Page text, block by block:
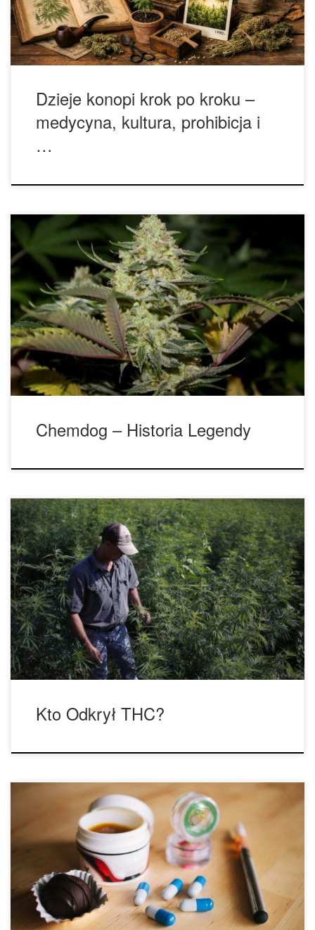
codziennym życiu ludzi zamieszkujących […]
Dzieje konopi krok po kroku –
medycyna, kultura, prohibicja i
…
Od czasu do czasu, bardzo rzadko, nowy szczep pojawia
się na scenie i całkowicie zmienia zasady gry, tak jak miało
to miejsce w przypadku genetyki, takiej jak Skunk, Haze czy
Northern Lights. Pojawienie się tych wyjątkowych szczepów
nie tylko stanowi krok naprzód w hodowli konopi, ale mogą
mieć tak duży […]
Chemdog – Historia Legendy
W ciągu ostatnich kilku lat roślina konopi indyjskich i jej
niezliczone korzyści i zastosowania stały się bardziej znane
konsumentom głównego nurtu, mimo że konopie były
używane przez ludzi do rytuałów, medycyny, tekstyliów, lin i
żywności od tysięcy lat. W Stanach Zjednoczonych konopie
indyjskie były akceptowanym lekarstwem w XIX i na […]
Kto Odkrył THC?
Powszechnie niepokojąca wojna narkotyków w Stanach
Zjednoczonych została w końcu zatrzymana, a teraz, gdy
różne stany w kraju zalegalizowały ten narkotyk, podczas
gdy inne są w trakcie tego procesu. Rekreacyjne
wykorzystanie marihuany zostało zarejestrowane już w
2737 roku p.n.e., kiedy chińska medycyna wykorzystywała
cannabis do wywoływania euforii, leczenia dny moczanowej,
[…]